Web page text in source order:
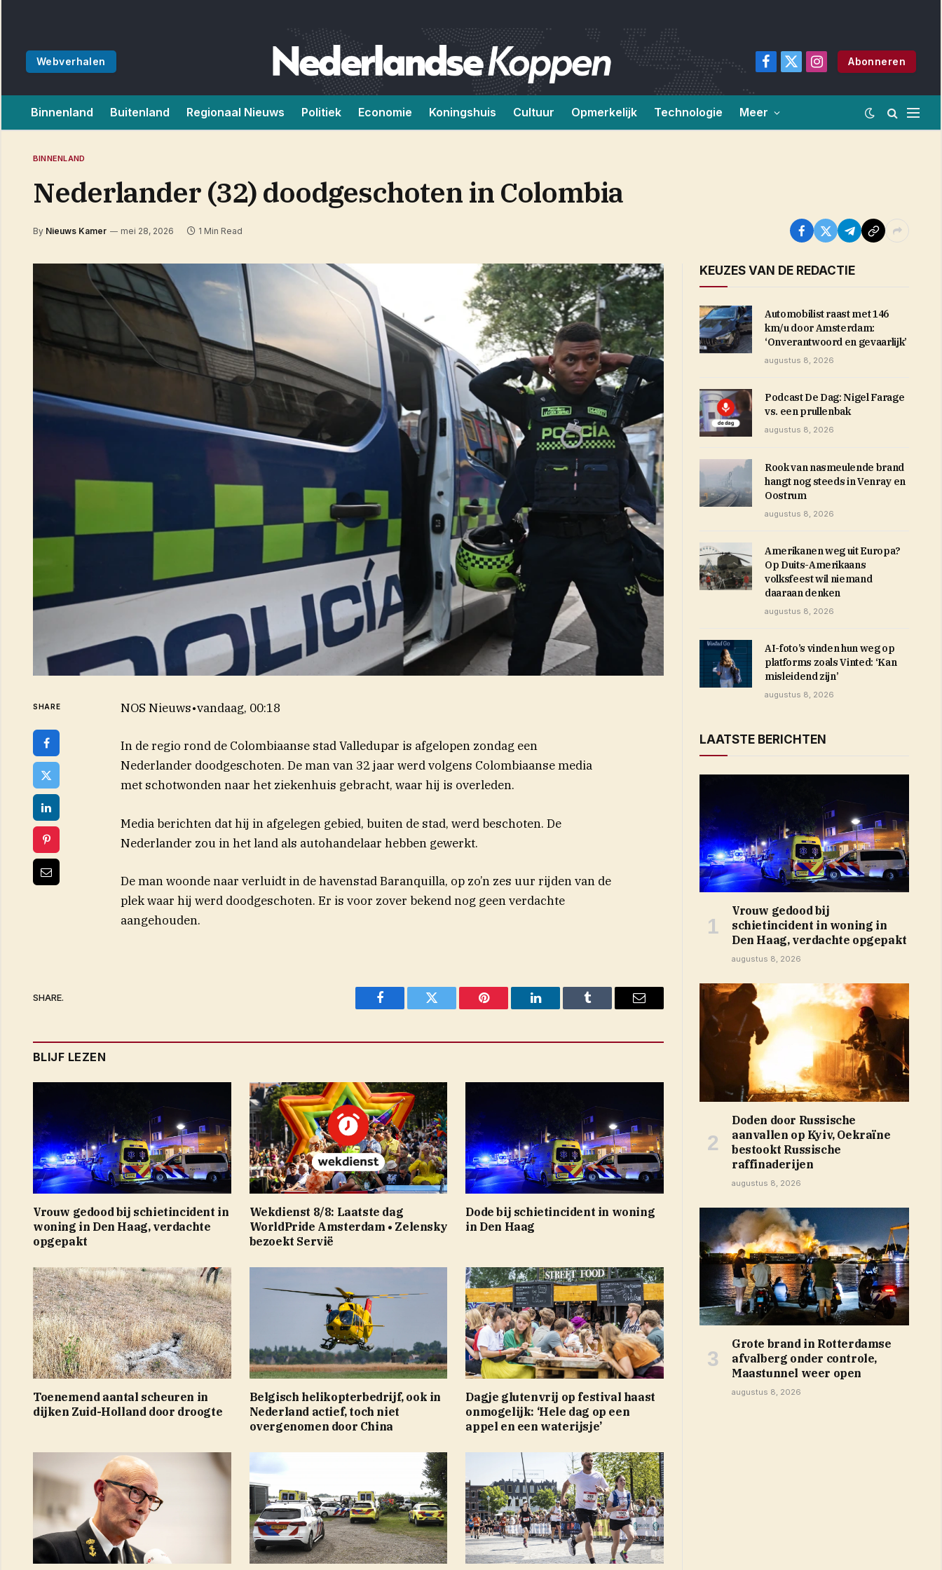
Webverhalen
Facebook
X
Instagram
Abonneren
Binnenland Buitenland Regionaal Nieuws Politiek Economie Koningshuis Cultuur Opmerkelijk Technologie Meer
BINNENLAND
Nederlander (32) doodgeschoten in Colombia
By Nieuws Kamer mei 28, 2026 1 Min Read
SHARE NOS Nieuws•vandaag, 00:18
In de regio rond de Colombiaanse stad Valledupar is afgelopen zondag een
Nederlander doodgeschoten. De man van 32 jaar werd volgens Colombiaanse media
met schotwonden naar het ziekenhuis gebracht, waar hij is overleden.
Mediaberichten (opent in nieuw venster)
dat hij in afgelegen gebied, buiten de stad, werd beschoten. De
Nederlander zou in het land als autohandelaar hebben gewerkt.
De man woonde naar verluidt in de havenstad Baranquilla, op zo’n zes uur rijden van de
plek waar hij werd doodgeschoten. Er is voor zover bekend nog geen verdachte
aangehouden.
SHARE.
Facebook Twitter Pinterest LinkedIn Tumblr Email
BLIJF LEZEN
Vrouw gedood bij schietincident in
woning in Den Haag, verdachte
opgepakt
Wekdienst 8/8: Laatste dag
WorldPride Amsterdam • Zelensky
bezoekt Servië
Dode bij schietincident in woning
in Den Haag
Toenemend aantal scheuren in
dijken Zuid-Holland door droogte
Belgisch helikopterbedrijf, ook in
Nederland actief, toch niet
overgenomen door China
Dagje glutenvrij op festival haast
onmogelijk: ‘Hele dag op een
appel en een waterijsje’
KEUZES VAN DE REDACTIE
Automobilist raast met 146
km/u door Amsterdam:
‘Onverantwoord en gevaarlijk’
augustus 8, 2026
Podcast De Dag: Nigel Farage
vs. een prullenbak
augustus 8, 2026
Rook van nasmeulende brand
hangt nog steeds in Venray en
Oostrum
augustus 8, 2026
Amerikanen weg uit Europa?
Op Duits-Amerikaans
volksfeest wil niemand
daaraan denken
augustus 8, 2026
AI-foto’s vinden hun weg op
platforms zoals Vinted: ‘Kan
misleidend zijn’
augustus 8, 2026
LAATSTE BERICHTEN
Vrouw gedood bij
schietincident in woning in
Den Haag, verdachte opgepakt
augustus 8, 2026
Doden door Russische
aanvallen op Kyiv, Oekraïne
bestookt Russische
raffinaderijen
augustus 8, 2026
Grote brand in Rotterdamse
afvalberg onder controle,
Maastunnel weer open
augustus 8, 2026